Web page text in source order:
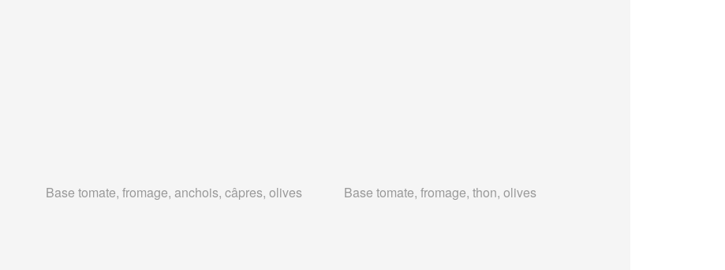
Base tomate, fromage, anchois, câpres, olives Base tomate, fromage, thon, olives